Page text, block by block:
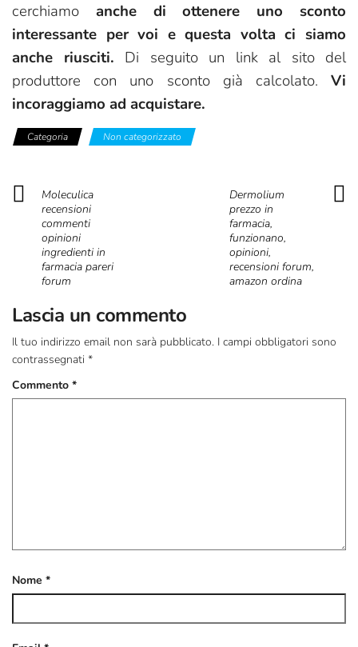
cerchiamo anche di ottenere uno sconto
interessante per voi e questa volta ci siamo
anche riusciti. Di seguito un link al sito del
produttore con uno sconto già calcolato. Vi
incoraggiamo ad acquistare.
Categoria Non categorizzato
Moleculica
recensioni
commenti
opinioni
ingredienti in
farmacia pareri
forum
Dermolium
prezzo in
farmacia,
funzionano,
opinioni,
recensioni forum,
amazon ordina
Lascia un commento
Il tuo indirizzo email non sarà pubblicato. I campi obbligatori sono
contrassegnati *
Commento *
Nome *